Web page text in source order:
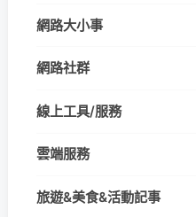
網路大小事
網路社群
線上工具/服務
雲端服務
旅遊&美食&活動記事